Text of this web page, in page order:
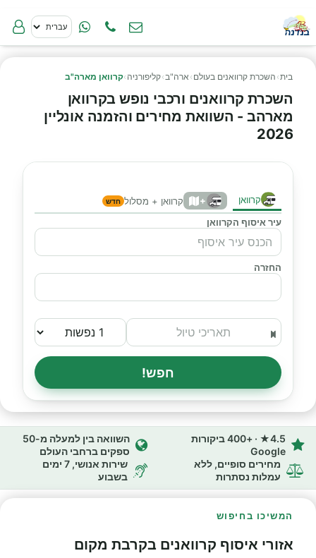
בית› השכרת קרוואנים בעולם › ארה"ב›קליפורניה ›קרוואן מארה"ב
השכרת קרוואנים ורכבי נופש בקרוואן
מארהב - השוואת מחירים והזמנה אונליין
2026
קרוואן + קרוואן + מסלול חדש
עיר איסוף הקרוואן
החזרה
חפש!
4.5★ · +400 ביקורות
Google
השוואה בין למעלה מ-50
ספקים ברחבי העולם
מחירים סופיים, ללא
עמלות נסתרות
שירות אנושי, 7 ימים
בשבוע
המשיכו בחיפוש
אזורי איסוף קרוואנים בקרבת מקום